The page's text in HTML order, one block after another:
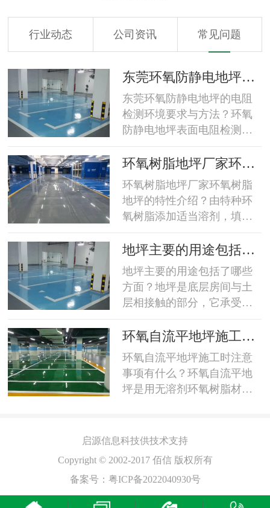
行业动态 公司资讯 常见问题
东莞环氧防静电地坪的
电阻检测环境要求与方
法？
东莞环氧防静电地坪的电阻
检测环境要求与方法？环氧
防静电地坪表面电阻检测环
度为23±8℃，湿度为50±5%
的环境(保持此环境24小时)下
进行。环氧防静电地坪表面
电阻检测方法环氧防静电地
坪在验收测量前，应用洁净
的纱布将表面擦干净，严重
玷污的应用中性液清洗干
净，然后将室内空调打开，
保持一定温度连续开上2~3
天，在规定的温湿度条件下
布条插去地表面所有尘物，
电...
环氧树脂地坪厂家环氧
树脂地坪的特性介绍？
环氧树脂地坪厂家环氧树脂
地坪的特性介绍？由特种环
氧树脂添加适当溶剂，填
等材料做为主剂，并采用改
性脂肪胺做为固化剂，在常
温条件下所形成的致密的三
维交联涂层。具有：1、良好
的耐磨性能；2、良好的抗碾
压性能；3、优异的防渗透性
能；4、中等条件下的防腐蚀
性能；5、附着力良好，保证
了涂层不龟裂、不脱落；6、
外观平滑整洁，便于清洁维
地坪主要的用途包括了
哪些方面？
地坪主要的用途包括了哪些
方面？地坪是底层房间与土
层相接触的部分，它承受底
定的强度和刚度，并具有防
潮、防水、保暖、耐磨的性
能。地层和建筑物室外场地
有密切的关系，要处理好地
坪与平台、台阶及建筑物沿
地坪适用于一些对于卫生条
件要求比较高的场所比如说
医院地面、食品厂车间地
环氧自流平地坪施工时
注意事项有什么？
环氧自流平地坪施工时注意
事项有什么？环氧自流平地
坪是用无溶剂环氧树脂材料
酸碱，抗老化，免维护，环
坪，被广泛使用于许多洁净
工厂，无尘车间，无菌车间
等地面装饰。1、施工温度
启源信息科技供技术支持
Copyright © 2002-2017 佰信 版权所有
备案号： 粤ICP备2022040930号